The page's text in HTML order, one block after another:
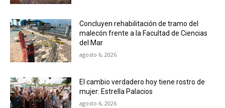
Concluyen rehabilitación de tramo del
malecón frente a la Facultad de Ciencias
del Mar
agosto 6, 2026
El cambio verdadero hoy tiene rostro de
mujer: Estrella Palacios
agosto 6, 2026